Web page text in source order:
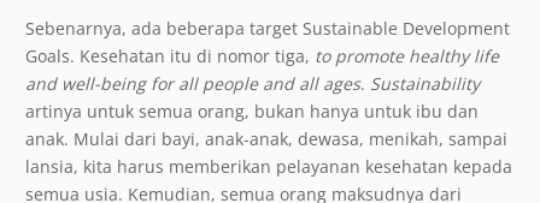
Sebenarnya, ada beberapa target Sustainable Development
Goals. Kesehatan itu di nomor tiga, to promote healthy life
and well-being for all people and all ages. Sustainability
artinya untuk semua orang, bukan hanya untuk ibu dan
anak. Mulai dari bayi, anak-anak, dewasa, menikah, sampai
lansia, kita harus memberikan pelayanan kesehatan kepada
semua usia. Kemudian, semua orang maksudnya dari